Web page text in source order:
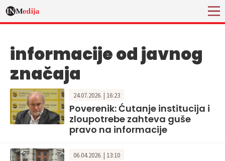
informacije od javnog
značaja
24.07.2026. | 16:23
Poverenik: Ćutanje institucija i
zloupotrebe zahteva guše
pravo na informacije
06.04.2026. | 13:10